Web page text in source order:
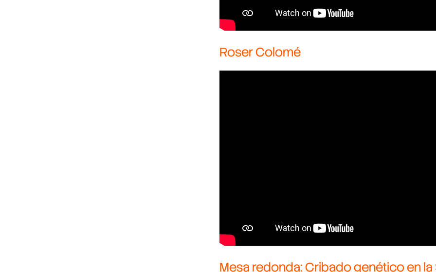
Roser Colomé
Mesa redonda: Cribado genético en